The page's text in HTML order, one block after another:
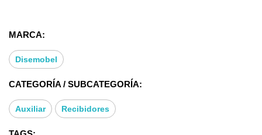
MARCA:
Disemobel
CATEGORÍA / SUBCATEGORÍA:
Auxiliar Recibidores